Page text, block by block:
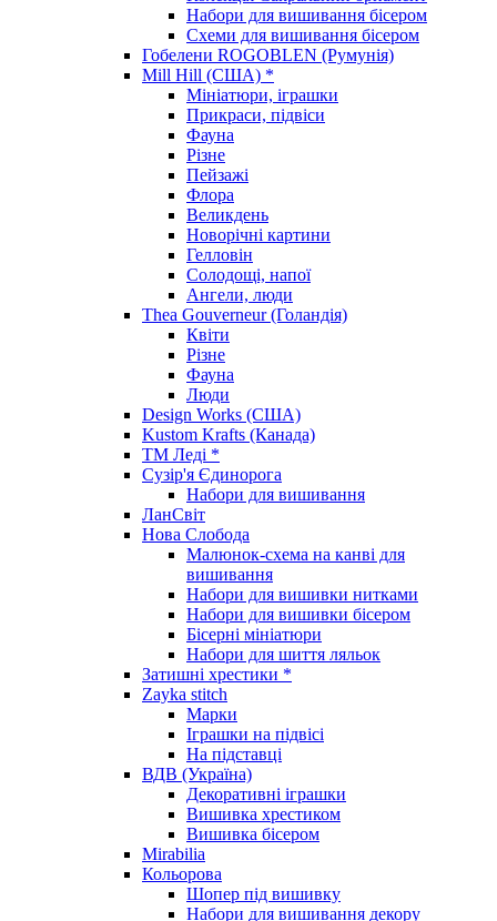
Набори для вишивання бісером
Схеми для вишивання бісером
Гобелени ROGOBLEN (Румунія)
Mill Hill (США) *
Мініатюри, іграшки
Прикраси, підвіси
Фауна
Різне
Пейзажі
Флора
Великдень
Новорічні картини
Гелловін
Солодощі, напої
Ангели, люди
Thea Gouverneur (Голандія)
Квіти
Різне
Фауна
Люди
Design Works (США)
Kustom Krafts (Канада)
ТМ Леді *
Сузір'я Єдинорога
Набори для вишивання
ЛанСвіт
Нова Слобода
Малюнок-схема на канві для
вишивання
Набори для вишивки нитками
Набори для вишивки бісером
Бісерні мініатюри
Набори для шиття ляльок
Затишні хрестики *
Zayka stitch
Марки
Іграшки на підвісі
На підставці
ВДВ (Україна)
Декоративні іграшки
Вишивка хрестиком
Вишивка бісером
Mirabilia
Кольорова
Шопер під вишивку
Набори для вишивання декору